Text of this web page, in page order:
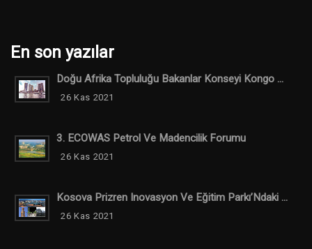
En son yazılar
Doğu Afrika Topluluğu Bakanlar Konseyi Kongo ...
26 Kas 2021
3. ECOWAS Petrol Ve Madencilik Forumu
26 Kas 2021
Kosova Prizren Inovasyon Ve Eğitim Parkı’Ndaki ...
26 Kas 2021